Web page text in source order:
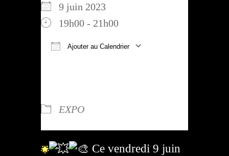
9 juin 2023
19h00 - 21h00
Ajouter au Calendrier
EXPO
Ce vendredi 9 juin